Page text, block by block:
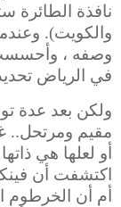
نافذة الطائرة
والكويت).
وصفه ، وأحسست
في الرياض
ولكن بعد عدة
مقيم ومرتحل..
أو لعلها هي
اكتشفت أن
أم أن الخرطوم